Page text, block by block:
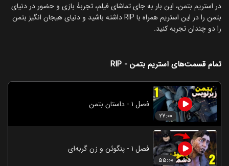
‏در استریم بتمن، این بار به جای تماشای فیلم، تجربۀ بازی و حضور در دنیای
بتمن را در این استریم همراه با RIP داشته باشید و دنیای هیجان انگیز بتمن
را دو چندان تجربه کنید.
تمام قسمت‌های استریم بتمن - RIP
۲۷:۰۰
فصل ۱ - داستان بتمن
۵۵:۰۰
فصل ۱ - پنگوئن و زن گربه‌ای